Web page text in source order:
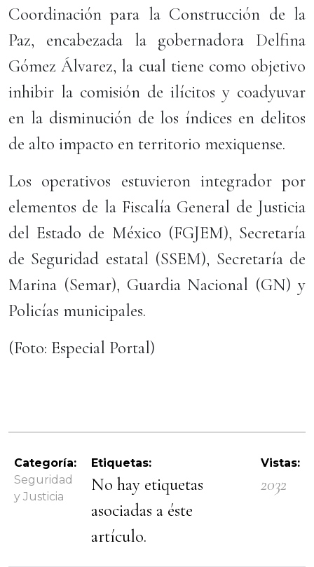
Coordinación para la Construcción de la
Paz, encabezada la gobernadora Delfina
Gómez Álvarez, la cual tiene como objetivo
inhibir la comisión de ilícitos y coadyuvar
en la disminución de los índices en delitos
de alto impacto en territorio mexiquense.
Los operativos estuvieron integrador por
elementos de la Fiscalía General de Justicia
del Estado de México (FGJEM), Secretaría
de Seguridad estatal (SSEM), Secretaría de
Marina (Semar), Guardia Nacional (GN) y
Policías municipales.
(Foto: Especial Portal)
Categoría:
Seguridad
y Justicia
Etiquetas:
No hay etiquetas
asociadas a éste
artículo.
Vistas:
2032